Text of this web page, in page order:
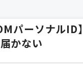
パーソナルID
かない